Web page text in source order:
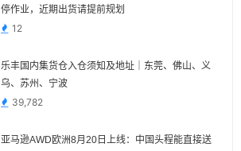
停作业，近期出货请提前规划
12
乐丰国内集货仓入仓须知及地址｜东莞、佛山、义
乌、苏州、宁波
39,782
亚马逊AWD欧洲8月20日上线：中国头程能直接送